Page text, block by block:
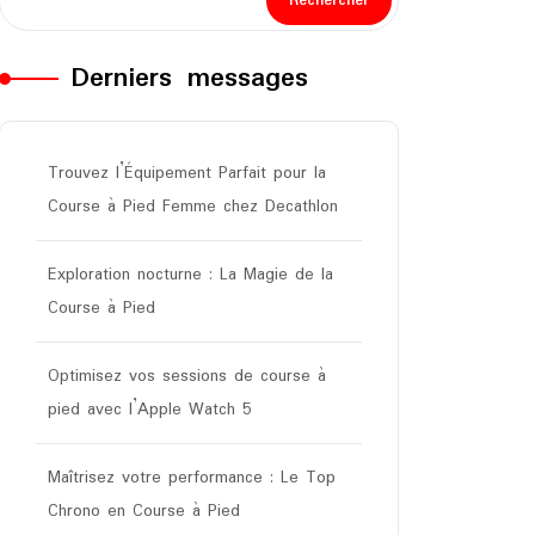
Derniers messages
Trouvez l’Équipement Parfait pour la
Course à Pied Femme chez Decathlon
Exploration nocturne : La Magie de la
Course à Pied
Optimisez vos sessions de course à
pied avec l’Apple Watch 5
Maîtrisez votre performance : Le Top
Chrono en Course à Pied